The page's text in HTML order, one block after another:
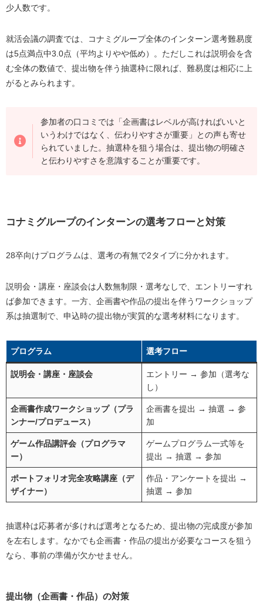
少人数です。
就活会議の調査では、コナミグループ全体のインターン選考難易度
は5点満点中3.0点（平均よりやや低め）。ただしこれは説明会を含
む全体の数値で、提出物を伴う抽選枠に限れば、難易度は相応に上
がるとみられます。
参加者の口コミでは「企画書はレベルが高ければいいと
いうわけではなく、伝わりやすさが重要」との声も寄せ
られていました。抽選枠を狙う場合は、提出物の明確さ
と伝わりやすさを意識することが重要です。
コナミグループのインターンの選考フローと対策
28卒向けプログラムは、選考の有無で2タイプに分かれます。
説明会・講座・座談会は人数無制限・選考なしで、エントリーすれ
ば参加できます。一方、企画書や作品の提出を伴うワークショップ
系は抽選制で、申込時の提出物が実質的な選考材料になります。
プログラム 選考フロー
説明会・講座・座談会
エントリー → 参加（選考な
し）
企画書作成ワークショップ（プラ
ンナー/プロデュース）
企画書を提出 → 抽選 → 参
加
ゲーム作品講評会（プログラマ
ー）
ゲームプログラム一式等を
提出 → 抽選 → 参加
ポートフォリオ完全攻略講座（デ
ザイナー）
作品・アンケートを提出 →
抽選 → 参加
抽選枠は応募者が多ければ選考となるため、提出物の完成度が参加
を左右します。なかでも企画書・作品の提出が必要なコースを狙う
なら、事前の準備が欠かせません。
提出物（企画書・作品）の対策